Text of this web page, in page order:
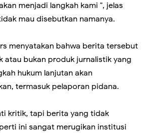
menjadi langkah kami ", jelas
mau disebutkan namanya.
menyatakan bahwa berita tersebut
atau bukan produk jurnalistik yang
hukum lanjutan akan
termasuk pelaporan pidana.
kritik, tapi berita yang tidak
ini sangat merugikan institusi